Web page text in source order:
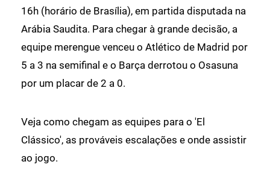
16h (horário de Brasília), em partida disputada na
Arábia Saudita. Para chegar à grande decisão, a
equipe merengue venceu o Atlético de Madrid por
5 a 3 na semifinal e o Barça derrotou o Osasuna
por um placar de 2 a 0.
Veja como chegam as equipes para o 'El
Clássico', as prováveis escalações e onde assistir
ao jogo.